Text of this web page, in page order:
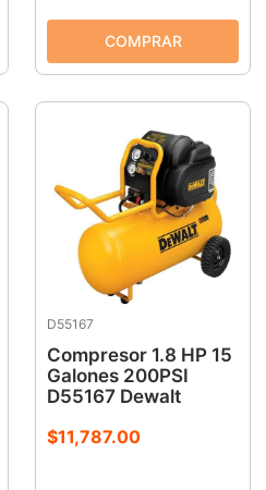
D55167
Compresor 1.8 HP 15
Galones 200PSI
D55167 Dewalt
$11,787.00